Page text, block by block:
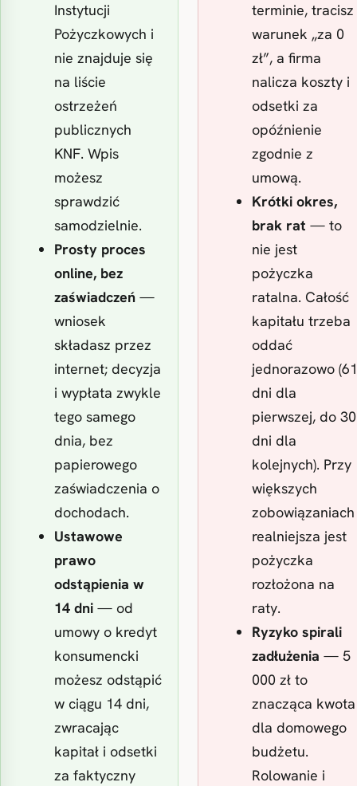
Instytucji
Pożyczkowych i
nie znajduje się
na liście
ostrzeżeń
publicznych
KNF. Wpis
możesz
sprawdzić
samodzielnie.
Prosty proces
online, bez
zaświadczeń —
wniosek
składasz przez
internet; decyzja
i wypłata zwykle
tego samego
dnia, bez
papierowego
zaświadczenia o
dochodach.
Ustawowe
prawo
odstąpienia w
14 dni — od
umowy o kredyt
konsumencki
możesz odstąpić
w ciągu 14 dni,
zwracając
kapitał i odsetki
za faktyczny
terminie, tracisz
warunek „za 0
zł”, a firma
nalicza koszty i
odsetki za
opóźnienie
zgodnie z
umową.
Krótki okres,
brak rat — to
nie jest
pożyczka
ratalna. Całość
kapitału trzeba
oddać
jednorazowo (61
dni dla
pierwszej, do 30
dni dla
kolejnych). Przy
większych
zobowiązaniach
realniejsza jest
pożyczka
rozłożona na
raty.
Ryzyko spirali
zadłużenia — 5
000 zł to
znacząca kwota
dla domowego
budżetu.
Rolowanie i